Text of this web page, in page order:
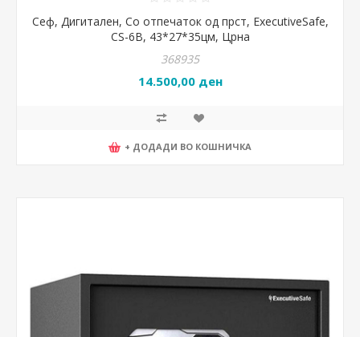
Сеф, Дигитален, Со отпечаток од прст, ExecutiveSafe,
CS-6B, 43*27*35цм, Црна
368935
14.500,00 ден
+ ДОДАДИ ВО КОШНИЧКА